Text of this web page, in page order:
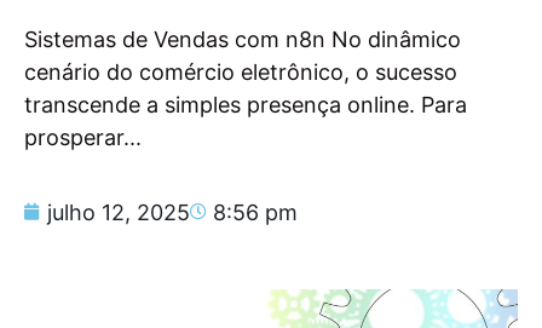
Sistemas de Vendas com n8n No dinâmico
cenário do comércio eletrônico, o sucesso
transcende a simples presença online. Para
prosperar...
julho 12, 2025 8:56 pm